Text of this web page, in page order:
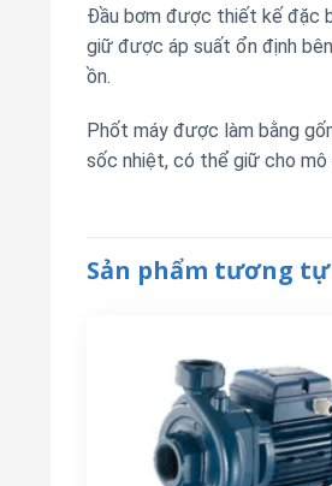
Đầu bơm được thiết kế đặc
giữ được áp suất ổn định
ồn.
Phốt máy được làm bằng
sốc nhiệt, có thể giữ cho
Sản phẩm tương tự